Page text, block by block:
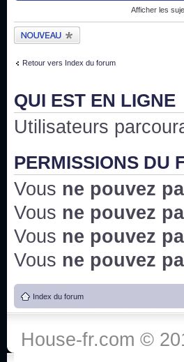
Afficher les
Publier un nouveau
sujet
Retour vers Index du forum
QUI EST EN LIGNE
Utilisateurs
PERMISSIONS DU
Vous ne pouvez
Vous ne pouvez
Vous ne pouvez
Vous ne pouvez
Index du forum
House-fr.com ©